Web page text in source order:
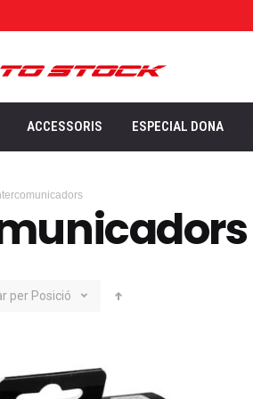
ACCESSORIS ESPECIAL DONA
per Posició